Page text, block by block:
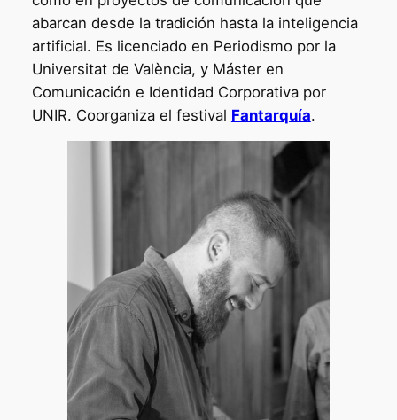
abarcan desde la tradición hasta la inteligencia
artificial. Es licenciado en Periodismo por la
Universitat de València, y Máster en
Comunicación e Identidad Corporativa por
UNIR. Coorganiza el festival Fantarquía.